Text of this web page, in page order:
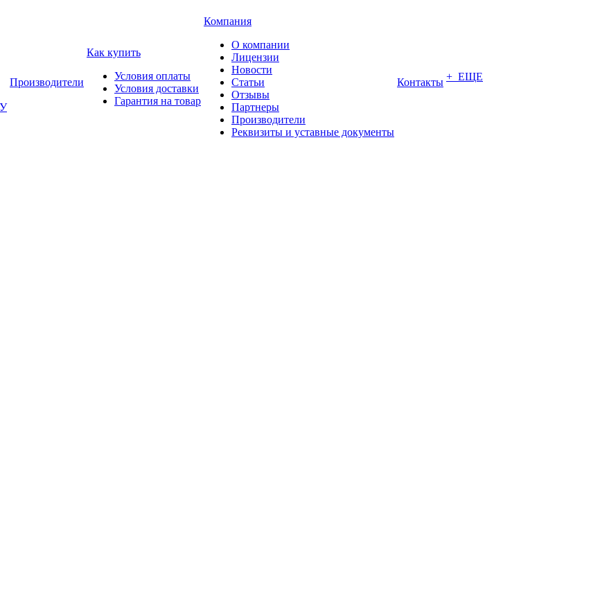
Производители
Как купить
Условия оплаты
Условия доставки
Гарантия на товар
Компания
О компании
Лицензии
Новости
Статьи
Отзывы
Партнеры
Производители
Реквизиты и уставные документы
Контакты + ЕЩЕ